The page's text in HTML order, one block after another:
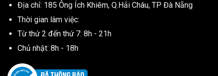
Địa chỉ: 185 Ông Ích Khiêm, Q.Hải Châu, TP Đà Nẵng
Thời gian làm việc:
Từ thứ 2 đến thứ 7: 8h - 21h
Chủ nhật: 8h - 18h